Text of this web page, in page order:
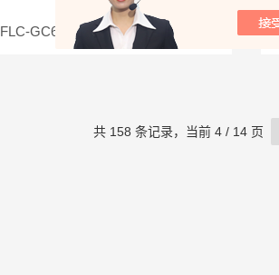
FLC-GC650半自动圆柱电池滚槽机
共 158 条记录，当前 4 / 14 页